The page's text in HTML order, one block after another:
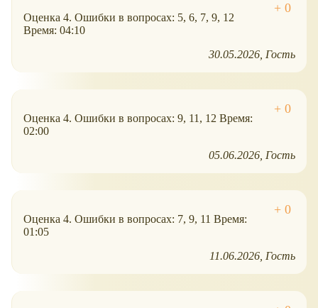
Оценка 4. Ошибки в вопросах: 5, 6, 7, 9, 12
Время: 04:10
30.05.2026 Гость
Оценка 4. Ошибки в вопросах: 9, 11, 12 Время:
02:00
05.06.2026 Гость
Оценка 4. Ошибки в вопросах: 7, 9, 11 Время:
01:05
11.06.2026 Гость